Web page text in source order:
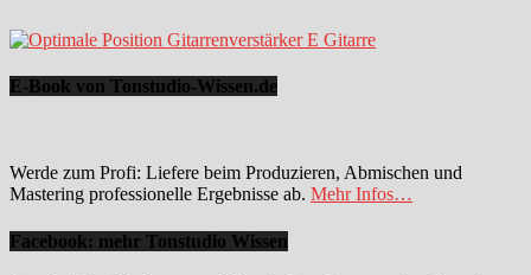
E-Book von Tonstudio-Wissen.de
Werde zum Profi: Liefere beim Produzieren, Abmischen und
Mastering professionelle Ergebnisse ab. Mehr Infos…
Facebook: mehr Tonstudio Wissen